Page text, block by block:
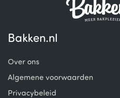
Bakken.nl
Over ons
Algemene voorwaarden
Privacybeleid